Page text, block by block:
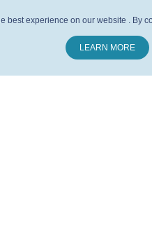
best experience on our website . By
LEARN MORE